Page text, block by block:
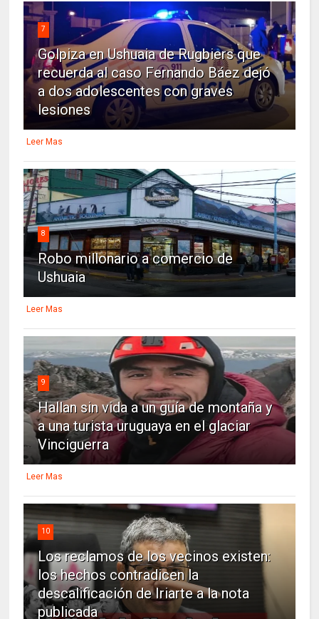
7
Golpiza en Ushuaia de Rugbiers que
recuerda al caso Fernando Báez dejó
a dos adolescentes con graves
lesiones
Leer Mas
8
Robo millonario a comercio de
Ushuaia
Leer Mas
9
Hallan sin vida a un guía de montaña y
a una turista uruguaya en el glaciar
Vinciguerra
Leer Mas
10
Los reclamos de los vecinos existen:
los hechos contradicen la
descalificación de Iriarte a la nota
publicada